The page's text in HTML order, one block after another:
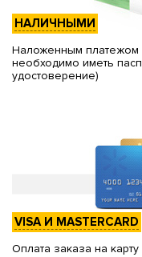
НАЛИЧНЫМИ
Наложенным платежом
необходимо иметь
удостоверение)
VISA И MASTERCARD
Оплата заказа на